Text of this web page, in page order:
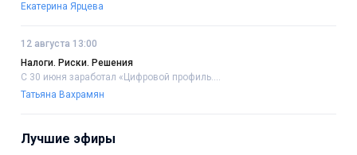
Екатерина Ярцева
12 августа 13:00
Налоги. Риски. Решения
С 30 июня заработал «Цифровой профиль....
Татьяна Вахрамян
Лучшие эфиры